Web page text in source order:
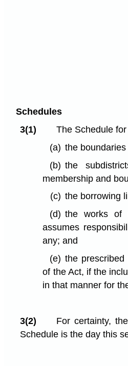
Schedules
3(1)
The Schedule
(a) the
(b) the
membership and
(c) the borrowing
(d) the works of
assumes
any; and
(e) the
of the Act, if the
in that manner for
3(2)
For certainty,
Schedule is the day this